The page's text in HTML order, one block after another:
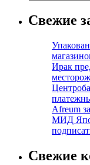
Свежие
Ирак
Afreum
МИД
Свежие